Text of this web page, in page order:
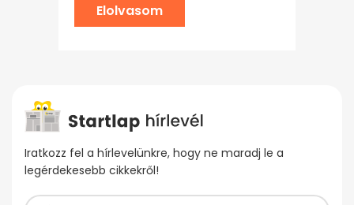
Elolvasom
Iratkozz fel a hírlevelünkre, hogy ne maradj le a
legérdekesebb cikkekről!